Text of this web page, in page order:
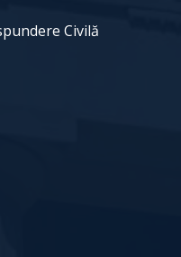
Civilă